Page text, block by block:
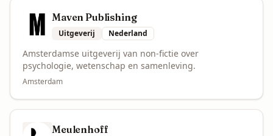
Maven Publishing
Uitgeverij Nederland
Amsterdamse uitgeverij van non-fictie over
psychologie, wetenschap en samenleving.
Amsterdam
Meulenhoff